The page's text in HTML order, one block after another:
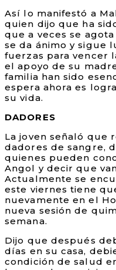
Así lo manifestó a
quien dijo que ha
que a veces se
se da ánimo y sigue
fuerzas para vencer
el apoyo de su
familia han sido
espera ahora es
su vida.
DADORES
La joven señaló que
dadores de sangre,
quienes pueden
Angol y decir que
Actualmente se
este viernes tiene
nuevamente en el
nueva sesión de
semana.
Dijo que después
días en su casa,
condición de salud